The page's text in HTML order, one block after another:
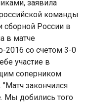
заявила
команды
сборной России в
в матче
2016 со счетом 3-0
участие в
соперником
закончился
Мы добились того